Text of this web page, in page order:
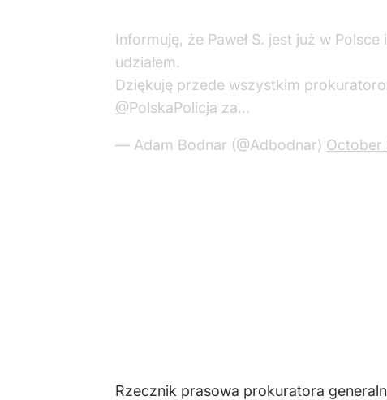
Informuję, że Paweł S. jest już w
udziałem.
Dziękuję przede wszystkim
@PolskaPolicja za…
— Adam Bodnar (@Adbodnar) October
Rzecznik prasowa prokuratora